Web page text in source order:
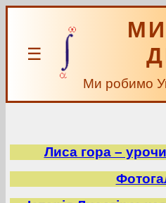
☰
Ми робимо
Лиса гора –